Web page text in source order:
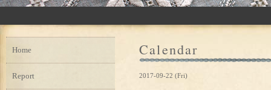
Calendar
2017-09-22 (Fri)
Home
Report